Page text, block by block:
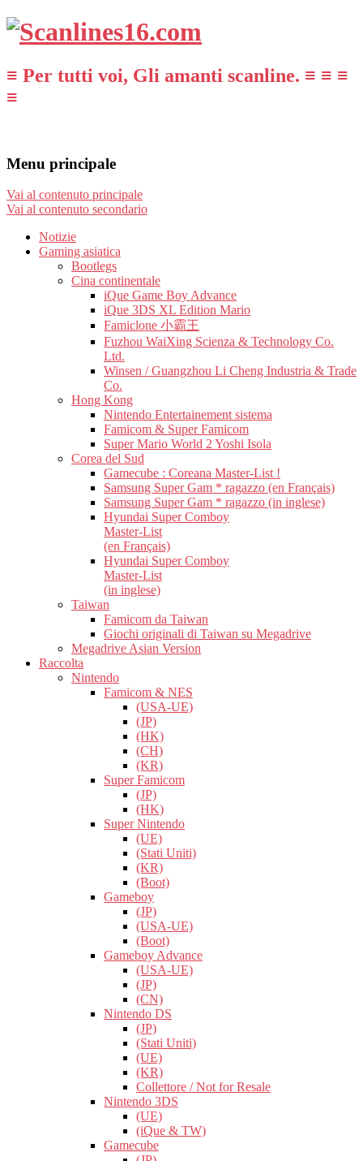
≡ Per tutti voi, Gli amanti scanline. ≡ ≡ ≡
≡
Menu principale
Vai al contenuto principale
Vai al contenuto secondario
Notizie
Gaming asiatica
Bootlegs
Cina continentale
iQue Game Boy Advance
iQue 3DS XL Edition Mario
Famiclone 小霸王
Fuzhou WaiXing Scienza & Technology Co.
Ltd.
Winsen / Guangzhou Li Cheng Industria & Trade
Co.
Hong Kong
Nintendo Entertainement sistema
Famicom & Super Famicom
Super Mario World 2 Yoshi Isola
Corea del Sud
Gamecube : Coreana Master-List !
Samsung Super Gam * ragazzo (en Français)
Samsung Super Gam * ragazzo (in inglese)
Hyundai Super Comboy
Master-List
(en Français)
Hyundai Super Comboy
Master-List
(in inglese)
Taiwan
Famicom da Taiwan
Giochi originali di Taiwan su Megadrive
Megadrive Asian Version
Raccolta
Nintendo
Famicom & NES
(USA-UE)
(JP)
(HK)
(CH)
(KR)
Super Famicom
(JP)
(HK)
Super Nintendo
(UE)
(Stati Uniti)
(KR)
(Boot)
Gameboy
(JP)
(USA-UE)
(Boot)
Gameboy Advance
(USA-UE)
(JP)
(CN)
Nintendo DS
(JP)
(Stati Uniti)
(UE)
(KR)
Collettore / Not for Resale
Nintendo 3DS
(UE)
(iQue & TW)
Gamecube